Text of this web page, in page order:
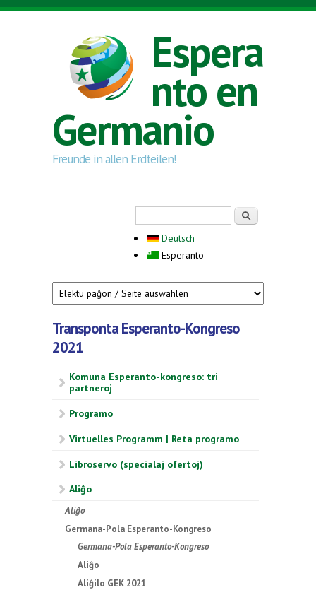
Skip to main content
Espera
nto en
Germanio
Freunde in allen Erdteilen!
Deutsch
Esperanto
Transponta Esperanto-Kongreso
2021
Komuna Esperanto-kongreso: tri
partneroj
Programo
Virtuelles Programm | Reta programo
Libroservo (specialaj ofertoj)
Aliĝo
Aliĝo
Germana-Pola Esperanto-Kongreso
Germana-Pola Esperanto-Kongreso
Aliĝo
Aliĝilo GEK 2021